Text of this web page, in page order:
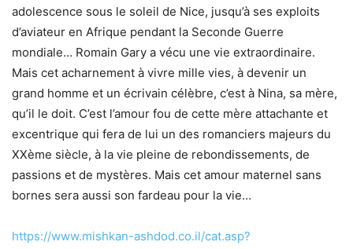
adolescence sous le soleil de Nice, jusqu’à ses exploits
d’aviateur en Afrique pendant la Seconde Guerre
mondiale… Romain Gary a vécu une vie extraordinaire.
Mais cet acharnement à vivre mille vies, à devenir un
grand homme et un écrivain célèbre, c’est à Nina, sa mère,
qu’il le doit. C’est l’amour fou de cette mère attachante et
excentrique qui fera de lui un des romanciers majeurs du
XXème siècle, à la vie pleine de rebondissements, de
passions et de mystères. Mais cet amour maternel sans
bornes sera aussi son fardeau pour la vie…
https://www.mishkan-ashdod.co.il/cat.asp?